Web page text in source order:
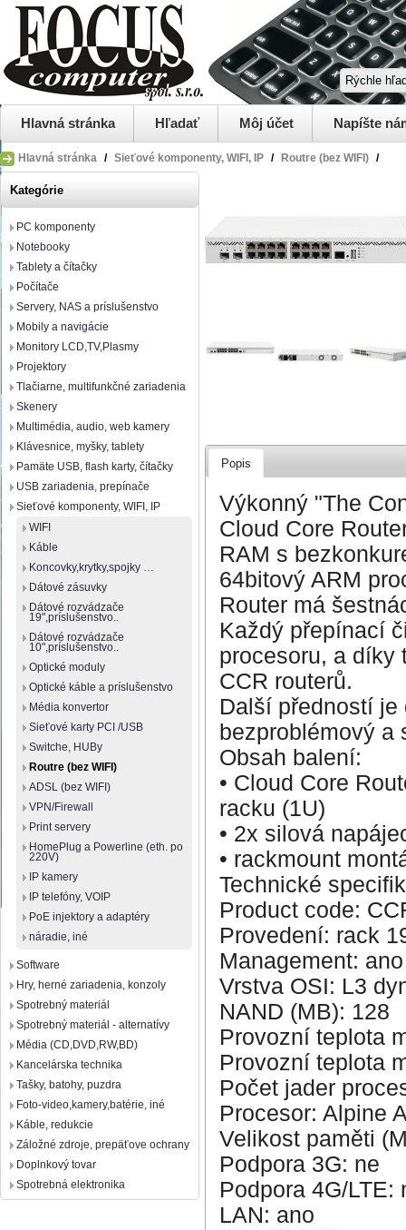
Hlavná stránka Hľadať Môj účet Napíšte
Hlavná stránka / Sieťové komponenty, WIFI, IP / Routre (bez WIFI) /
Kategórie
PC komponenty
Notebooky
Tablety a čítačky
Počítače
Servery, NAS a príslušenstvo
Mobily a navigácie
Monitory LCD,TV,Plasmy
Projektory
Tlačiarne, multifunkčné zariadenia
Skenery
Multimédia, audio, web kamery
Klávesnice, myšky, tablety
Pamäte USB, flash karty, čítačky
USB zariadenia, prepínače
Sieťové komponenty, WIFI, IP
WIFI
Káble
Koncovky,krytky,spojky …
Dátové zásuvky
Dátové rozvádzače
19",príslušenstvo..
Dátové rozvádzače
10",príslušenstvo..
Optické moduly
Optické káble a príslušenstvo
Média konvertor
Sieťové karty PCI /USB
Switche, HUBy
Routre (bez WIFI)
ADSL (bez WIFI)
VPN/Firewall
Print servery
HomePlug a Powerline (eth. po
220V)
IP kamery
IP telefóny, VOIP
PoE injektory a adaptéry
náradie, iné
Software
Hry, herné zariadenia, konzoly
Spotrebný materiál
Spotrebný materiál - alternatívy
Média (CD,DVD,RW,BD)
Kancelárska technika
Tašky, batohy, puzdra
Foto-video,kamery,batérie, iné
Káble, redukcie
Záložné zdroje, prepäťove ochrany
Doplnkový tovar
Spotrebná elektronika
Popis
Výkonný "The
Cloud Core
RAM s
64bitový ARM
Router má
Každý přepínací
procesoru, a díky
CCR routerů.
Další předností
bezproblémový a
Obsah balení:
• Cloud Core
racku (1U)
• 2x silová
• rackmount
Technické
Product code:
Provedení: rack
Management: ano
Vrstva OSI: L3
NAND (MB): 128
Provozní teplota
Provozní teplota
Počet jader
Procesor: Alpine
Velikost paměti
Podpora 3G: ne
Podpora 4G/LTE:
LAN: ano